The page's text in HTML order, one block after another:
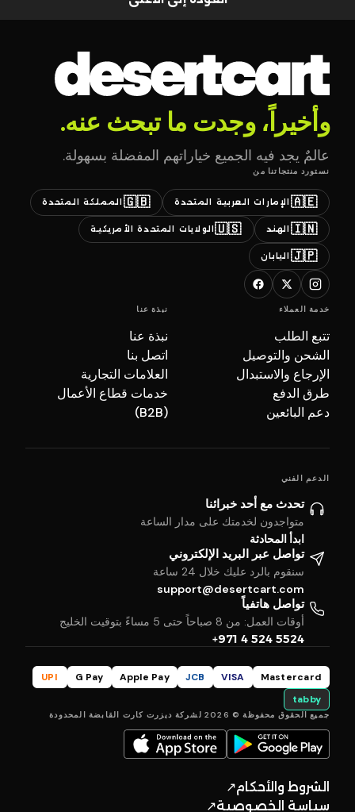
وأخيراً، وجدت ما تبحث عنه.
عالمٌ يجد فيه الجميع خياراتهم المفضلة بسهولة.
نستورد منتجاتنا من
🇦🇪 الإمارات العربية المتحدة 🇬🇧 المملكة المتحدة
🇮🇳 الهند 🇺🇸الولايات المتحدة الأمريكية
🇯🇵 اليابان
خدمة العملاء
تتبع الطلب
الشحن والتوصيل
الإرجاع والاستبدال
طرق الدفع
دعم البائعين
نبذة عنا
نبذة عنا
اتصل بنا
العلامات التجارية
خدمات قطاع الأعمال
(B2B)
الدعم الفني
تحدث مع أحد خبرائنا
متواجدون لخدمتك على مدار الساعة
ابدأ المحادثة
تواصل عبر البريد الإلكتروني
سنقوم بالرد عليك خلال 24 ساعة
support@desertcart.com
تواصل هاتفياً
أوقات العمل: من 8 صباحاً حتى 5 مساءً بتوقيت الخليج
+971 4 524 5524
Mastercard
VISA
JCB
Apple Pay
G Pay
UPI
tabby
جميع الحقوق محفوظة © 2026 لشركة ديزرت كارت القابضة المحدودة
الشروط والأحكام↗
سياسة الخصوصية↗